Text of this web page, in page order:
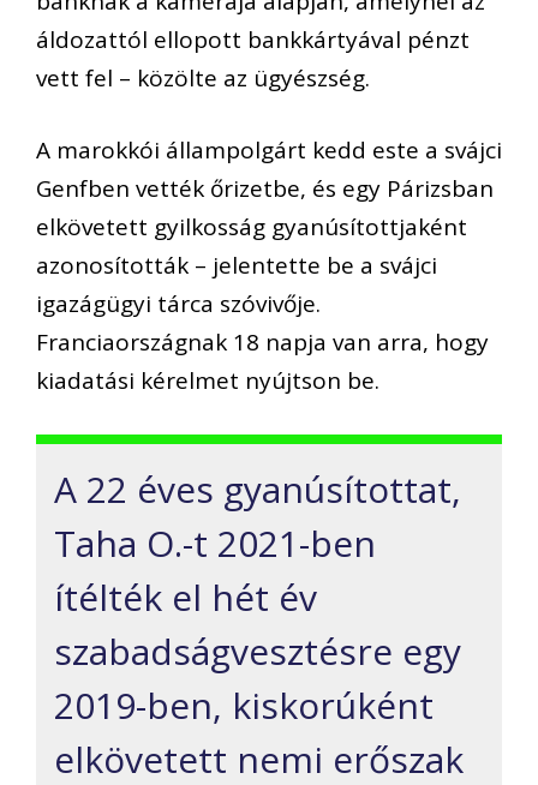
áldozattól ellopott bankkártyával pénzt
vett fel – közölte az ügyészség.
A marokkói állampolgárt kedd este a svájci
Genfben vették őrizetbe, és egy Párizsban
elkövetett gyilkosság gyanúsítottjaként
azonosították – jelentette be a svájci
igazágügyi tárca szóvivője.
Franciaországnak 18 napja van arra, hogy
kiadatási kérelmet nyújtson be.
A 22 éves gyanúsítottat,
Taha O.-t 2021-ben
ítélték el hét év
szabadságvesztésre egy
2019-ben, kiskorúként
elkövetett nemi erőszak